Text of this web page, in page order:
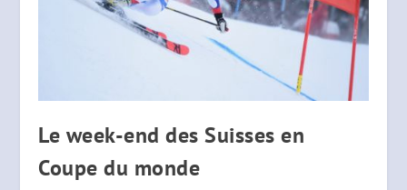
Le week-end des Suisses en
Coupe du monde